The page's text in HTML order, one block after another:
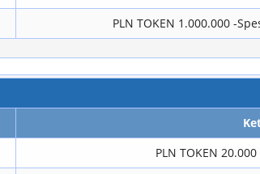
PLN TOKEN 1.000.000 -
PLN TOKEN